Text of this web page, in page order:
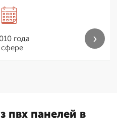
года
сфере
›
пвх панелей в